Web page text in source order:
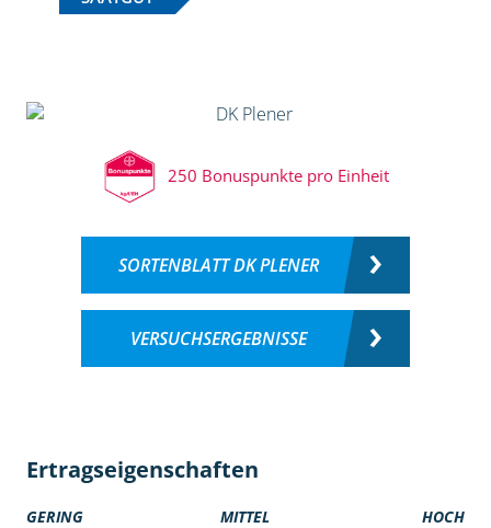
250 Bonuspunkte pro Einheit
SORTENBLATT DK PLENER
VERSUCHSERGEBNISSE
Ertragseigenschaften
GERING MITTEL HOCH